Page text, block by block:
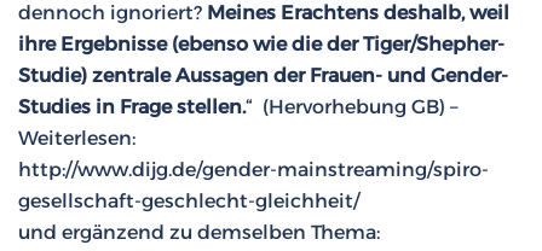
dennoch ignoriert? Meines Erachtens deshalb, weil
ihre Ergebnisse (ebenso wie die der Tiger/Shepher-
Studie) zentrale Aussagen der Frauen- und Gender-
Studies in Frage stellen.“ (Hervorhebung GB) –
Weiterlesen:
http://www.dijg.de/gender-mainstreaming/spiro-
gesellschaft-geschlecht-gleichheit/
und ergänzend zu demselben Thema: